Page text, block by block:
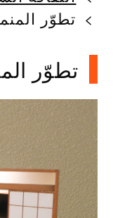
تطوّر
تطوّر